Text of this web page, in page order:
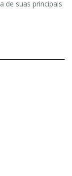
de suas principais